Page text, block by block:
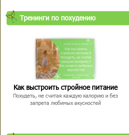
Тренинги по похудению
Как выстроить стройное питание
Похудеть, не считая каждую калорию и без
запрета любимых вкусностей